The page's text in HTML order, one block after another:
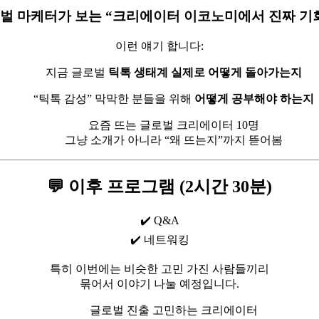
마케터가 보는 “크리에이터 이코노미에서 진짜 기
이런 얘기 합니다:
지금 글로벌 틱톡 생태계 실제로 어떻게 돌아가는지
“틱톡 감성” 막막한 분들을 위해 어떻게 공부해야 하는지
요즘 뜨는 글로벌 크리에이터 10명
그냥 소개가 아니라 “왜 뜨는지”까지 뜯어봄
💬 이후 프로그램 (2시간 30분)
✔️ Q&A
✔️ 네트워킹
특히 이번에는 비슷한 고민 가진 사람들끼리
묶어서 이야기 나눌 예정입니다.
글로벌 진출 고민하는 크리에이터